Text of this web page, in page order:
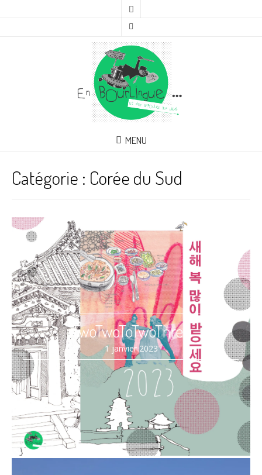
MENU
Catégorie : Corée du Sud
TwoTwoToTwoThree
1 janvier 2023